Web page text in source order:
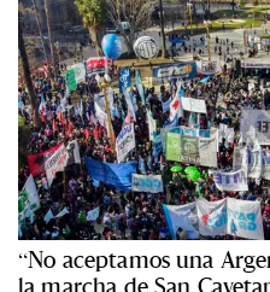
“No aceptamos una
la marcha de San